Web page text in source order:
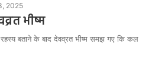
2025
भीष्म
रहस्य बताने के बाद देवव्रत भीष्म समझ गए कि कल